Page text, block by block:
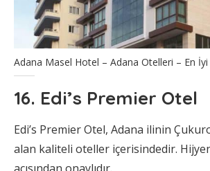
Adana Masel Hotel – Adana Otelleri – En
16. Edi’s Premier Otel
Edi’s Premier Otel, Adana ilinin
alan kaliteli oteller içerisindedir.